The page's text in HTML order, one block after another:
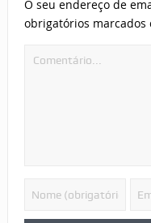
O seu endereço de
obrigatórios marcados